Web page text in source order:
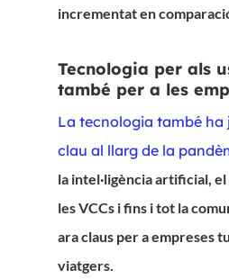
incrementat en
Tecnologia per als
també per a les
La tecnologia també ha
clau al llarg de la
la intel·ligència artificial,
les VCCs i fins i tot la
ara claus per a empreses
viatgers.